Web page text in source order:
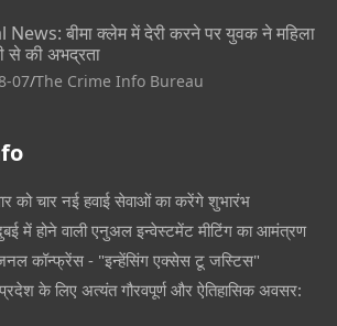
बीमा क्लेम में देरी करने पर युवक ने महिला
से की अभद्रता
07 The Crime Info Bureau
को चार नई हवाई सेवाओं का करेंगे शुभारंभ
में होने वाली एनुअल इन्वेस्टमेंट मीटिंग का आमंत्रण
कॉन्फ्रेंस - "इन्हेंसिंग एक्सेस टू जस्टिस"
के लिए अत्यंत गौरवपूर्ण और ऐतिहासिक अवसर: